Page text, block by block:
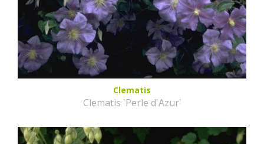
Clematis
Clematis 'Perle d'Azur'